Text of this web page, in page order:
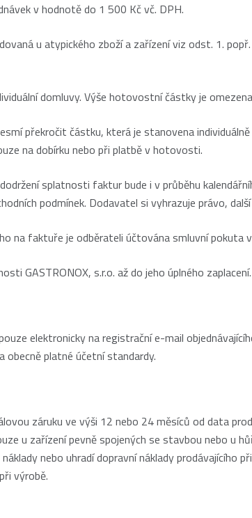
v hodnotě do 1 500 Kč vč. DPH.
u atypického zboží a zařízení viz odst. 1.
domluvy. Výše hotovostní částky je
překročit částku, která je stanovena
na dobírku nebo při platbě v hotovosti.
splatnosti faktur bude i v průběhu
podmínek. Dodavatel si vyhrazuje právo,
na faktuře je odběrateli účtována smluvní pokuta
GASTRONOX, s.r.o. až do jeho úplného zaplacení.
elektronicky na registrační e-mail
obecně platné účetní standardy.
záruku ve výši 12 nebo 24 měsíců od data
u zařízení pevně spojených se stavbou nebo u
nebo uhradí dopravní náklady prodávajícího
výrobě.